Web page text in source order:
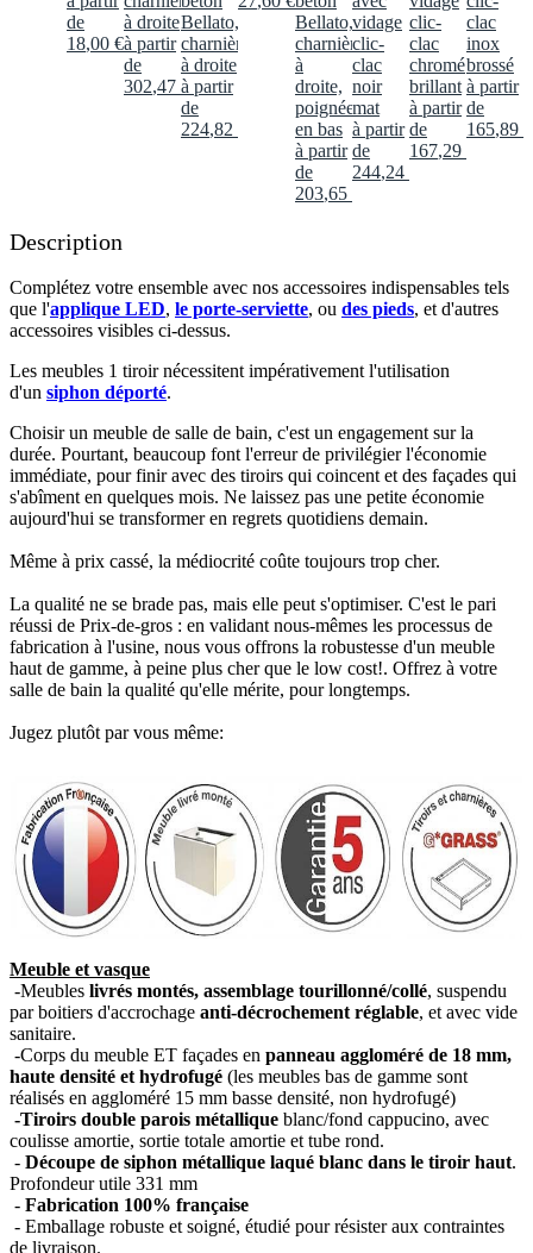
de
18,00 €
à droite
à partir
de
302,47 €
Bellato,
charnières
à droite
à partir
de
224,82
Bellato,
charnières
à
droite,
poignée
en bas
à partir
de
203,65
vidage
clic-
clac
noir
mat
à partir
de
244,24
clic-
clac
chromé
brillant
à partir
de
167,29
clac
inox
brossé
à partir
de
165,89
Description
Complétez votre ensemble avec nos accessoires indispensables tels
que l'applique LED, le porte-serviette, ou des pieds, et d'autres
accessoires visibles ci-dessus.​
Les meubles 1 tiroir nécessitent impérativement l'utilisation
d'un siphon déporté.​​
Choisir un meuble de salle de bain, c'est un engagement sur la
durée. Pourtant, beaucoup font l'erreur de privilégier l'économie
immédiate, pour finir avec des tiroirs qui coincent et des façades qui
s'abîment en quelques mois. Ne laissez pas une petite économie
aujourd'hui se transformer en regrets quotidiens demain.
Même à prix cassé, la médiocrité coûte toujours trop cher.
La qualité ne se brade pas, mais elle peut s'optimiser. C'est le pari
réussi de Prix-de-gros : en validant nous-mêmes les processus de
fabrication à l'usine, nous vous offrons la robustesse d'un meuble
haut de gamme, à peine plus cher que le low cost!. Offrez à votre
salle de bain la qualité qu'elle mérite, pour longtemps.
Jugez plutôt par vous même:
Meuble et vasque
-Meubles livrés montés, assemblage tourillonné/collé, suspendu
par boitiers d'accrochage anti-décrochement réglable, et avec vide
sanitaire.
-Corps du meuble ET façades en panneau aggloméré de 18 mm,
haute densité et hydrofugé (les meubles bas de gamme sont
réalisés en aggloméré 15 mm basse densité, non hydrofugé)
-Tiroirs double parois métallique blanc/fond cappucino, avec
coulisse amortie, sortie totale amortie et tube rond.
- Découpe de siphon métallique laqué blanc dans le tiroir haut.
Profondeur utile 331 mm
- Fabrication 100% française
- Emballage robuste et soigné, étudié pour résister aux contraintes
de livraison.